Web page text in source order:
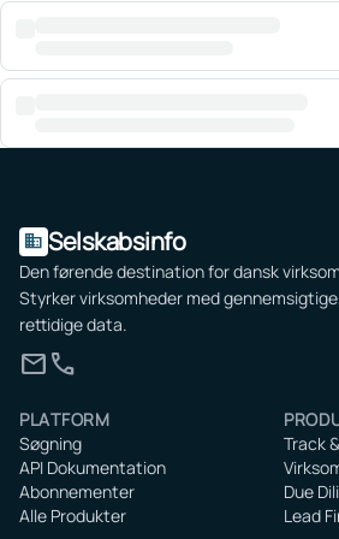
domain Selskabsinfo
Den førende destination for dansk
Styrker virksomheder med
rettidige data.
mailcall
PLATFORM
Søgning
API Dokumentation
Abonnementer
Alle Produkter
Track
Due
Lead